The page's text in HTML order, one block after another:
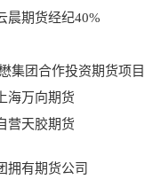
晨期货经纪40%
集团合作投资期货项
海万向期货
营天胶期货
拥有期货公司